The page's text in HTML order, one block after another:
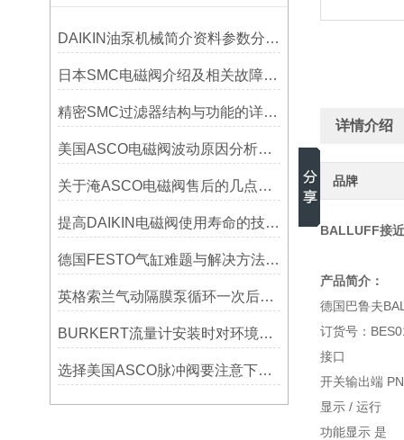
DAIKIN油泵机械简介资料参数分为哪些
日本SMC电磁阀介绍及相关故障排除方法有哪些
精密SMC过滤器结构与功能的详细探究
美国ASCO电磁阀波动原因分析资料有哪些
关于淹ASCO电磁阀售后的几点建议如下
提高DAIKIN电磁阀使用寿命的技巧有哪些？
德国FESTO气缸难题与解决方法的汇总
英格索兰气动隔膜泵循环一次后停止的原因是什么？
BURKERT流量计安装时对环境条件要求
选择美国ASCO脉冲阀要注意下几点？
详情介绍
品牌
BALLUFF接
产品简介：
德国巴鲁夫
订货号：
接口
开关输出端
显示 / 运行
功能显示 是